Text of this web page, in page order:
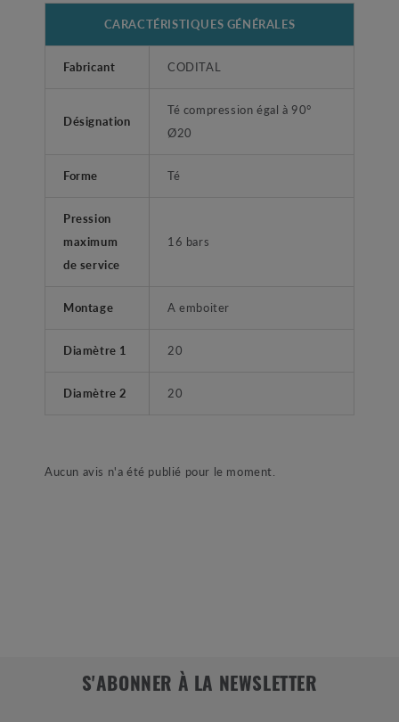
CARACTÉRISTIQUES GÉNÉRALES
Fabricant CODITAL
Désignation
Té compression égal à 90°
Ø20
Forme Té
Pression
maximum
de service
16 bars
Montage A emboiter
Diamètre 1 20
Diamètre 2 20
Aucun avis n'a été publié pour le moment.
S'ABONNER À LA NEWSLETTER